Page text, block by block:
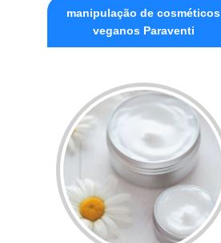
manipulação de cosméticos
veganos Paraventi